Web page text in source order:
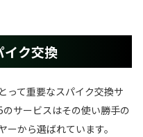
イク交換
って重要なスパイク交換サ
サービスはその使い勝手の
から選ばれています。